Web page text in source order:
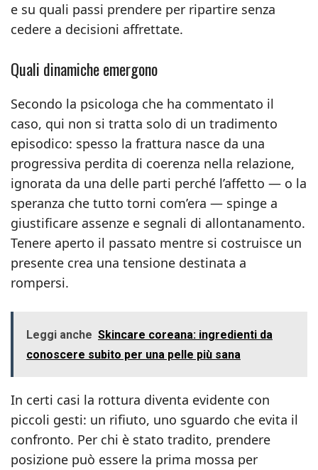
e su quali passi prendere per ripartire senza
cedere a decisioni affrettate.
Quali dinamiche emergono
Secondo la psicologa che ha commentato il
caso, qui non si tratta solo di un tradimento
episodico: spesso la frattura nasce da una
progressiva perdita di coerenza nella relazione,
ignorata da una delle parti perché l’affetto — o la
speranza che tutto torni com’era — spinge a
giustificare assenze e segnali di allontanamento.
Tenere aperto il passato mentre si costruisce un
presente crea una tensione destinata a
rompersi.
Leggi anche Skincare coreana: ingredienti da
conoscere subito per una pelle più sana
In certi casi la rottura diventa evidente con
piccoli gesti: un rifiuto, uno sguardo che evita il
confronto. Per chi è stato tradito, prendere
posizione può essere la prima mossa per